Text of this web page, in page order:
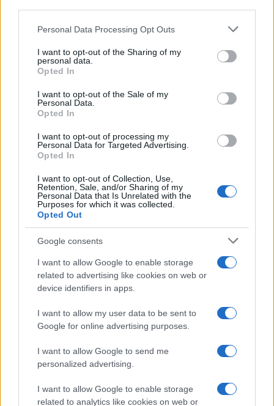
This information may also be disclosed by us to third parties
disclose it to other third parties.
Please note that this website/app uses one or more Google
services and may gather and store information including but
not limited to your visit or usage behaviour. You may click to
grant or deny consent to Google and its third-party tags to
consent section.
Personal Data Processing Opt Outs
I want to opt-out of the Sharing of my
personal data.
Opted In
I want to opt-out of the Sale of my
Personal Data.
Opted In
I want to opt-out of processing my
Personal Data for Targeted Advertising.
Opted In
I want to opt-out of Collection, Use,
Retention, Sale, and/or Sharing of my
Personal Data that Is Unrelated with the
Purposes for which it was collected.
Opted Out
Google consents
I want to allow Google to enable storage
related to advertising like cookies on web or
device identifiers in apps.
I want to allow my user data to be sent to
Google for online advertising purposes.
I want to allow Google to send me
personalized advertising.
I want to allow Google to enable storage
related to analytics like cookies on web or
Francia
Investieren24
UK
News Hub UK
Lgbtq News
Olanda
NL Newz